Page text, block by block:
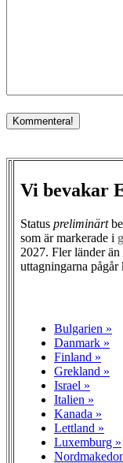
Vi bevakar
Status preliminärt
som är markerade i
2027. Fler länder än
uttagningarna
Bulgarien »
Danmark »
Finland »
Grekland »
Israel »
Italien »
Kanada »
Lettland »
Luxemburg »